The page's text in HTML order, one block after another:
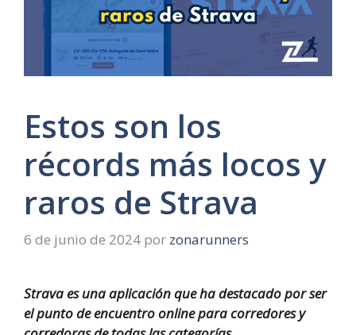
Estos son los
récords más locos y
raros de Strava
6 de junio de 2024 por zonarunners
Strava es una aplicación que ha destacado por ser
el punto de encuentro online para corredores y